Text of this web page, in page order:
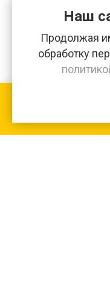
Наш
Продолжая
обработку